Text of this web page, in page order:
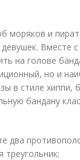
моряков и
Вместе
на голове
но и
в стиле хиппи,
бандану
два
треугольник;